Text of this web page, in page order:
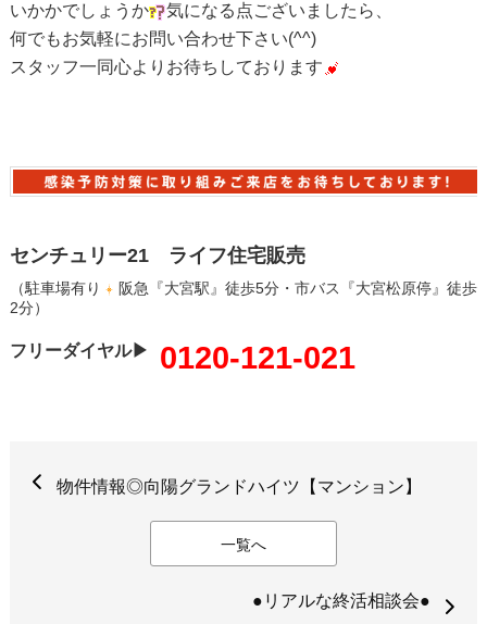
いかかでしょうか
気になる点ございましたら、
何でもお気軽にお問い合わせ下さい(^^)
スタッフ一同心よりお待ちしております
センチュリー21 ライフ住宅販売
（駐車場有り
阪急『大宮駅』徒歩5分・市バス『大宮松原停』徒歩
2分）
フリーダイヤル▶ 0120-121-021
物件情報◎向陽グランドハイツ【マンション】
一覧へ
●リアルな終活相談会●